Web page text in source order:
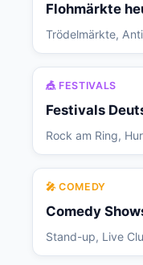
Flohmärkte
Trödelmärkte,
🎪 FESTIVALS
Festivals
Rock am Ring,
🎤 COMEDY
Comedy
Stand-up, Live